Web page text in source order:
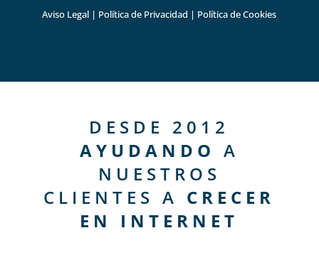
Aviso Legal | Política de Privacidad | Política de Cookies
DESDE 2012
AYUDANDO A
NUESTROS
CLIENTES A CRECER
EN INTERNET